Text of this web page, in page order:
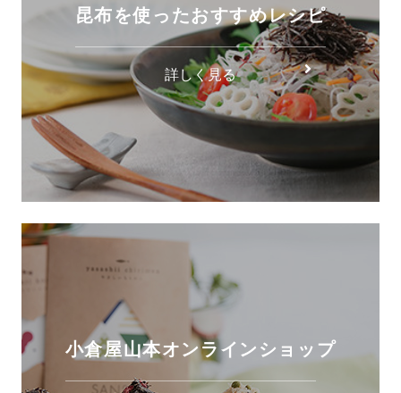
昆布を使ったおすすめレシピ
詳しく見る
小倉屋山本オンラインショップ